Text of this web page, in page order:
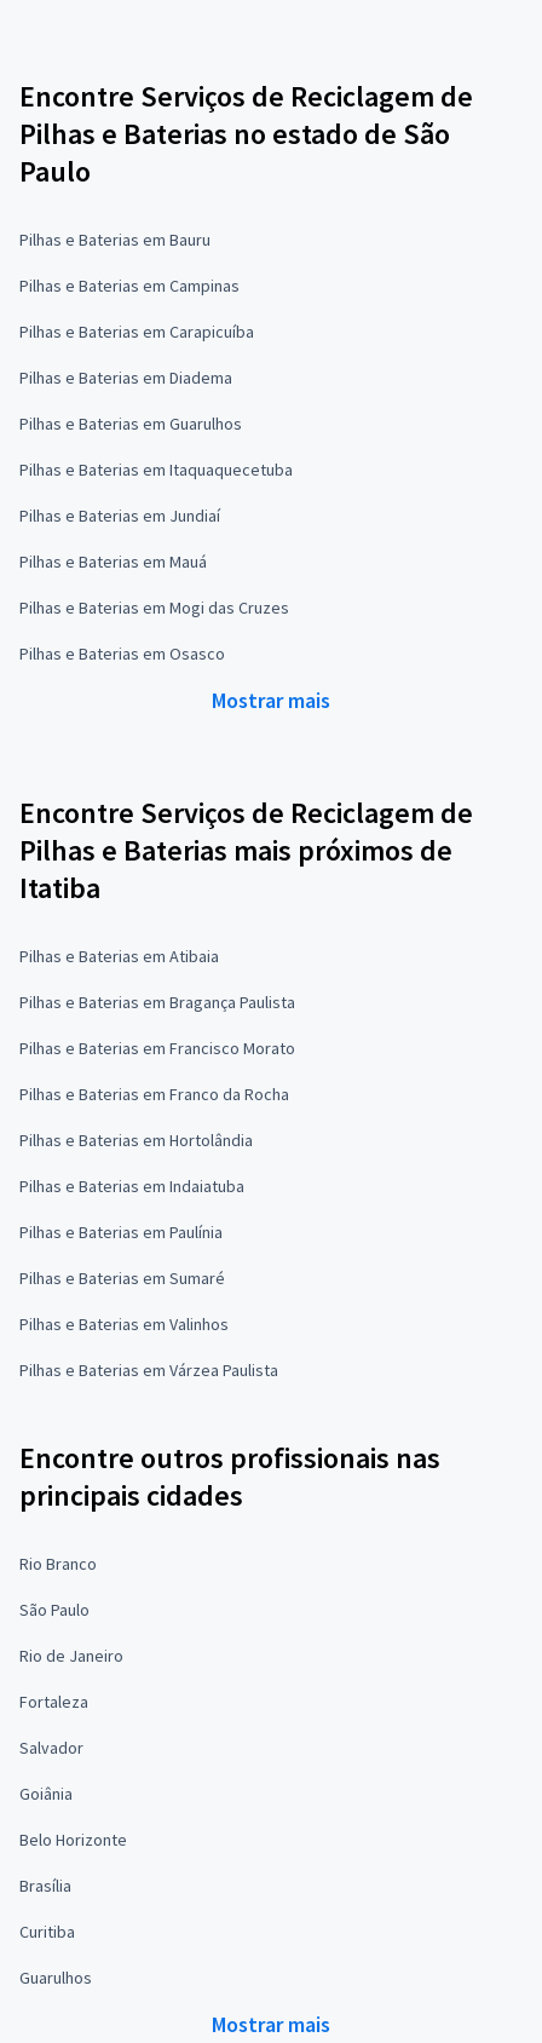
Encontre Serviços de Reciclagem de
Pilhas e Baterias no estado de São
Paulo
Pilhas e Baterias em Bauru
Pilhas e Baterias em Campinas
Pilhas e Baterias em Carapicuíba
Pilhas e Baterias em Diadema
Pilhas e Baterias em Guarulhos
Pilhas e Baterias em Itaquaquecetuba
Pilhas e Baterias em Jundiaí
Pilhas e Baterias em Mauá
Pilhas e Baterias em Mogi das Cruzes
Pilhas e Baterias em Osasco
Mostrar mais
Encontre Serviços de Reciclagem de
Pilhas e Baterias mais próximos de
Itatiba
Pilhas e Baterias em Atibaia
Pilhas e Baterias em Bragança Paulista
Pilhas e Baterias em Francisco Morato
Pilhas e Baterias em Franco da Rocha
Pilhas e Baterias em Hortolândia
Pilhas e Baterias em Indaiatuba
Pilhas e Baterias em Paulínia
Pilhas e Baterias em Sumaré
Pilhas e Baterias em Valinhos
Pilhas e Baterias em Várzea Paulista
Encontre outros profissionais nas
principais cidades
Rio Branco
São Paulo
Rio de Janeiro
Fortaleza
Salvador
Goiânia
Belo Horizonte
Brasília
Curitiba
Guarulhos
Mostrar mais